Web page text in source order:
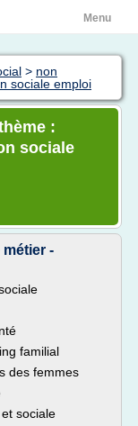
Menu
> non
sociale emploi
:
sociale
métier -
familial
des femmes
sociale